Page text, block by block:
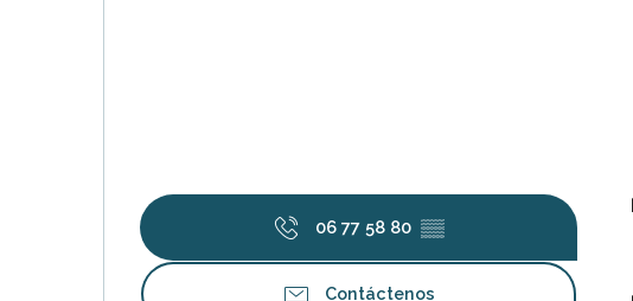
06 77 58 80▒▒
Contáctenos